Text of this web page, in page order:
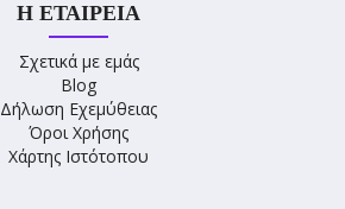
Η ΕΤΑΙΡΕΊΑ
Σχετικά με εμάς
Blog
Δήλωση Εχεμύθειας
Όροι Χρήσης
Χάρτης Ιστότοπου